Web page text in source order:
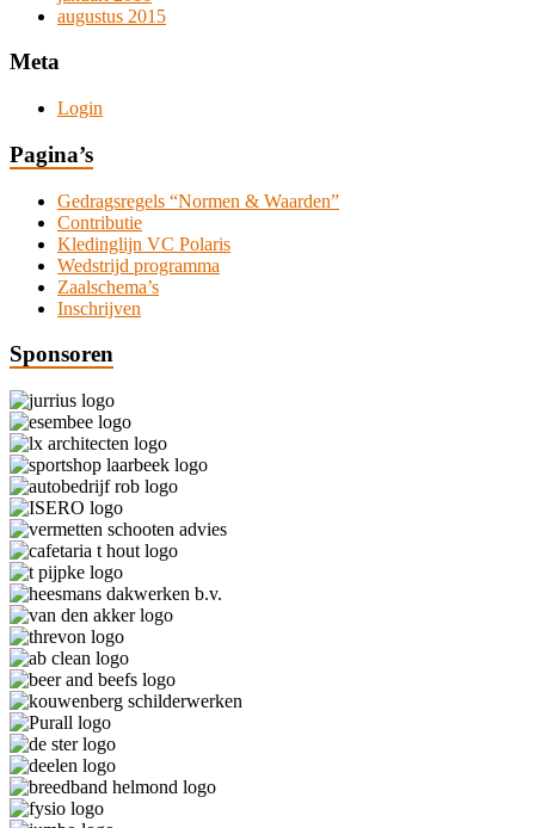
augustus 2015
Meta
Login
Pagina’s
Gedragsregels “Normen & Waarden”
Contributie
Kledinglijn VC Polaris
Wedstrijd programma
Zaalschema’s
Inschrijven
Sponsoren